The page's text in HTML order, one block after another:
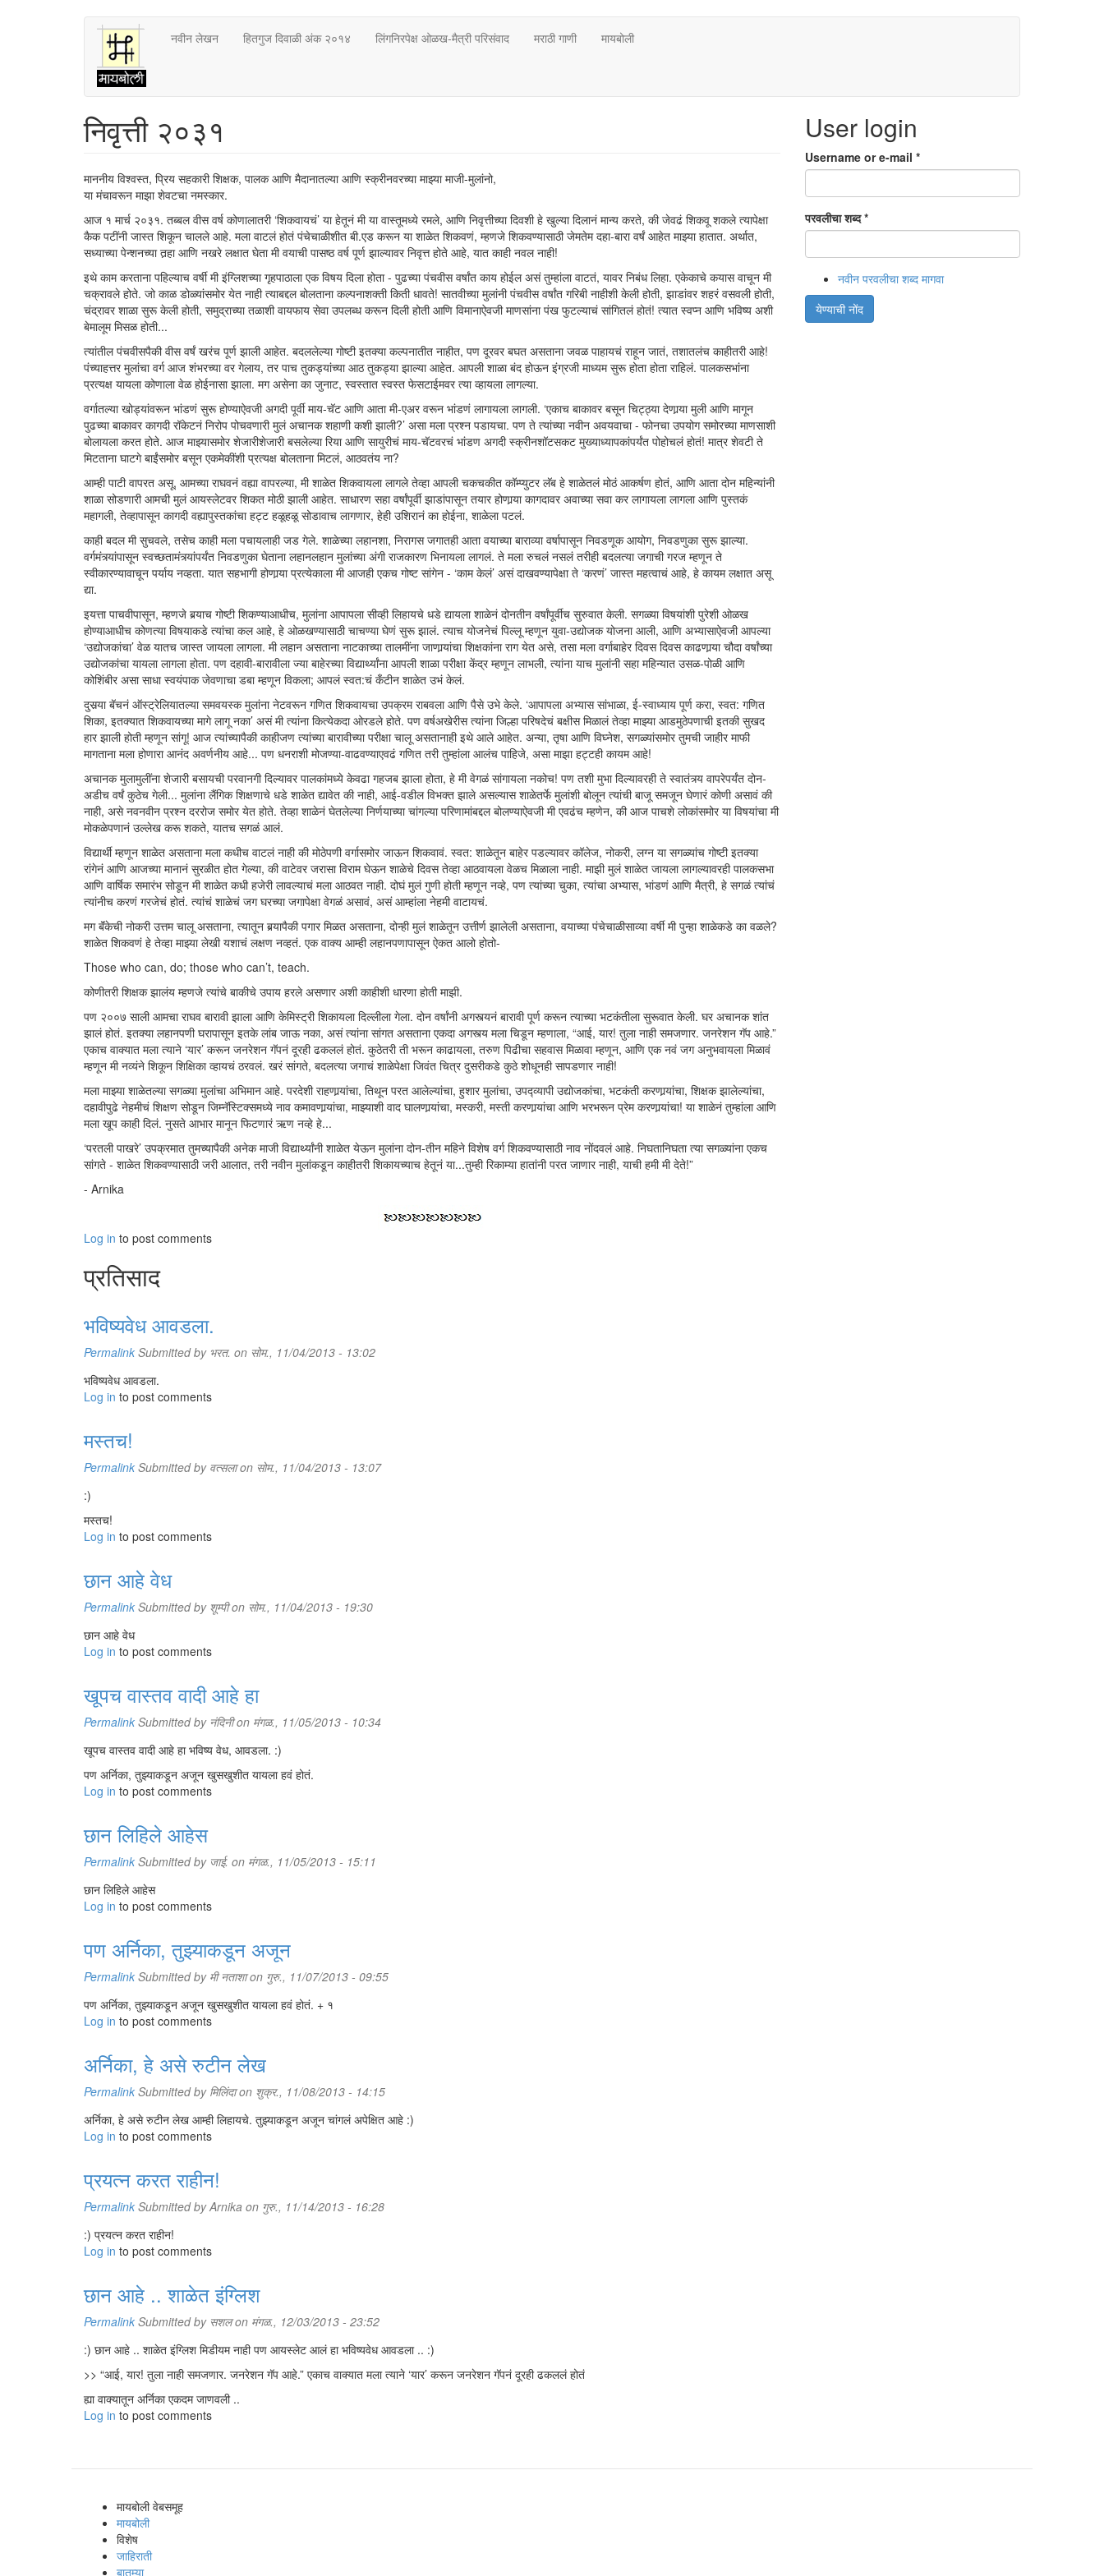
नवीन लेखन हितगुज दिवाळी अंक २०१४ लिंगनिरपेक्ष ओळख-मैत्री परिसंवाद मराठी गाणी मायबोली
निवृत्ती २०३१
माननीय विश्वस्त, प्रिय सहकारी शिक्षक, पालक आणि मैदानातल्या आणि स्क्रीनवरच्या माझ्या माजी-मुलांनो,
या मंचावरून माझा शेवटचा नमस्कार.
आज १ मार्च २०३१. तब्बल वीस वर्ष कोणालातरी ‘शिकवायचं’ या हेतूनं मी या वास्तूमध्ये रमले, आणि निवृत्तीच्या दिवशी हे खुल्या दिलानं मान्य करते, की जेवढं शिकवू शकले त्यापेक्षा
कैक पटींनी जास्त शिकून चालले आहे. मला वाटलं होतं पंचेचाळीशीत बी.एड करून या शाळेत शिकवणं, म्हणजे शिकवण्यासाठी जेमतेम दहा-बारा वर्षं आहेत माझ्या हातात. अर्थात,
सध्याच्या पेन्शनच्या तर्‍हा आणि नखरे लक्षात घेता मी वयाची पासष्ठ वर्ष पूर्ण झाल्यावर निवृत्त होते आहे, यात काही नवल नाही!
इथे काम करताना पहिल्याच वर्षी मी इंग्लिशच्या गृहपाठाला एक विषय दिला होता - पुढच्या पंचवीस वर्षांत काय होईल असं तुम्हांला वाटतं, यावर निबंध लिहा. एकेकाचे कयास वाचून मी
चक्रावले होते. जो काळ डोळ्यांसमोर येत नाही त्याबद्दल बोलताना कल्पनाशक्ती किती धावते! सातवीच्या मुलांनी पंचवीस वर्षांत गरिबी नाहीशी केली होती, झाडांवर शहरं वसवली होती,
चंद्रावर शाळा सुरू केली होती, समुद्राच्या तळाशी वायफाय सेवा उपलब्ध करून दिली होती आणि विमानाऐवजी माणसांना पंख फुटल्याचं सांगितलं होतं! त्यात स्वप्न आणि भविष्य अशी
बेमालूम मिसळ होती...
त्यांतील पंचवीसपैकी वीस वर्षं खरंच पूर्ण झाली आहेत. बदललेल्या गोष्टी इतक्या कल्पनातीत नाहीत, पण दूरवर बघत असताना जवळ पाहायचं राहून जातं, तशातलंच काहीतरी आहे!
पंच्याहत्तर मुलांचा वर्ग आज शंभरच्या वर गेलाय, तर पाच तुकड्यांच्या आठ तुकड्या झाल्या आहेत. आपली शाळा बंद होऊन इंग्रजी माध्यम सुरू होता होता राहिलं. पालकसभांना
प्रत्यक्ष यायला कोणाला वेळ होईनासा झाला. मग असेना का जुनाट, स्वस्तात स्वस्त फेसटाईमवर त्या व्हायला लागल्या.
वर्गातल्या खोड्यांवरून भांडणं सुरू होण्याऐवजी अगदी पूर्वी माय-चॅट आणि आता मी-एअर वरून भांडणं लागायला लागली. ‘एकाच बाकावर बसून चिट्ठ्या देणार्‍या मुली आणि मागून
पुढच्या बाकावर कागदी रॉकेटनं निरोप पोचवणारी मुलं अचानक शहाणी कशी झाली?’ असा मला प्रश्न पडायचा. पण ते त्यांच्या नवीन अवयवाचा - फोनचा उपयोग समोरच्या माणसाशी
बोलायला करत होते. आज माझ्यासमोर शेजारीशेजारी बसलेल्या रिया आणि सायुरीचं माय-चॅटवरचं भांडण अगदी स्क्रीनशॉटसकट मुख्याध्यापकांपर्यंत पोहोचलं होतं! मात्र शेवटी ते
मिटताना घाटगे बाईंसमोर बसून एकमेकींशी प्रत्यक्ष बोलताना मिटलं, आठवतंय ना?
आम्ही पाटी वापरत असू, आमच्या राघवनं वह्या वापरल्या, मी शाळेत शिकवायला लागले तेव्हा आपली चकचकीत कॉम्प्युटर लॅब हे शाळेतलं मोठं आकर्षण होतं, आणि आता दोन महिन्यांनी
शाळा सोडणारी आमची मुलं आयस्लेटवर शिकत मोठी झाली आहेत. साधारण सहा वर्षांपूर्वी झाडांपासून तयार होणार्‍या कागदावर अवाच्या सवा कर लागायला लागला आणि पुस्तकं
महागली, तेव्हापासून कागदी वह्यापुस्तकांचा हट्ट हळूहळू सोडावाच लागणार, हेही उशिरानं का होईना, शाळेला पटलं.
काही बदल मी सुचवले, तसेच काही मला पचायलाही जड गेले. शाळेच्या लहानशा, निरागस जगातही आता वयाच्या बाराव्या वर्षापासून निवडणूक आयोग, निवडणुका सुरू झाल्या.
वर्गमंत्र्यांपासून स्वच्छतामंत्र्यांपर्यंत निवडणुका घेताना लहानलहान मुलांच्या अंगी राजकारण भिनायला लागलं. ते मला रुचलं नसलं तरीही बदलत्या जगाची गरज म्हणून ते
स्वीकारण्यावाचून पर्याय नव्हता. यात सहभागी होणार्‍या प्रत्येकाला मी आजही एकच गोष्ट सांगेन - ‘काम केलं’ असं दाखवण्यापेक्षा ते ‘करणं’ जास्त महत्वाचं आहे, हे कायम लक्षात असू
द्या.
इयत्ता पाचवीपासून, म्हणजे बर्‍याच गोष्टी शिकण्याआधीच, मुलांना आपापला सीव्ही लिहायचे धडे द्यायला शाळेनं दोनतीन वर्षांपूर्वीच सुरुवात केली. सगळ्या विषयांशी पुरेशी ओळख
होण्याआधीच कोणत्या विषयाकडे त्यांचा कल आहे, हे ओळखण्यासाठी चाचण्या घेणं सुरू झालं. त्याच योजनेचं पिल्लू म्हणून युवा-उद्योजक योजना आली, आणि अभ्यासाऐवजी आपल्या
‘उद्योजकांचा’ वेळ यातच जास्त जायला लागला. मी लहान असताना नाटकाच्या तालमींना जाणार्‍यांचा शिक्षकांना राग येत असे, तसा मला वर्गाबाहेर दिवस दिवस काढणार्‍या चौदा वर्षांच्या
उद्योजकांचा यायला लागला होता. पण दहावी-बारावीला ज्या बाहेरच्या विद्यार्थ्यांना आपली शाळा परीक्षा केंद्र म्हणून लाभली, त्यांना याच मुलांनी सहा महिन्यात उसळ-पोळी आणि
कोशिंबीर असा साधा स्वयंपाक जेवणाचा डबा म्हणून विकला; आपलं स्वत:चं कँटीन शाळेत उभं केलं.
दुसर्‍या बॅचनं ऑस्ट्रेलियातल्या समवयस्क मुलांना नेटवरून गणित शिकवायचा उपक्रम राबवला आणि पैसे उभे केले. ‘आपापला अभ्यास सांभाळा, ई-स्वाध्याय पूर्ण करा, स्वत: गणित
शिका, इतक्यात शिकवायच्या मागे लागू नका’ असं मी त्यांना कित्येकदा ओरडले होते. पण वर्षअखेरीस त्यांना जिल्हा परिषदेचं बक्षीस मिळालं तेव्हा माझ्या आडमुठेपणाची इतकी सुखद
हार झाली होती म्हणून सांगू! आज त्यांच्यापैकी काहीजण त्यांच्या बारावीच्या परीक्षा चालू असतानाही इथे आले आहेत. अन्या, तृषा आणि विघ्नेश, सगळ्यांसमोर तुमची जाहीर माफी
मागताना मला होणारा आनंद अवर्णनीय आहे... पण धनराशी मोजण्या-वाढवण्याएवढं गणित तरी तुम्हांला आलंच पाहिजे, असा माझा हट्टही कायम आहे!
अचानक मुलामुलींना शेजारी बसायची परवानगी दिल्यावर पालकांमध्ये केवढा गहजब झाला होता, हे मी वेगळं सांगायला नकोच! पण तशी मुभा दिल्यावरही ते स्वातंत्र्य वापरेपर्यंत दोन-
अडीच वर्षं कुठेच गेली... मुलांना लैंगिक शिक्षणाचे धडे शाळेत द्यावेत की नाही, आई-वडील विभक्त झाले असल्यास शाळेतर्फे मुलांशी बोलून त्यांची बाजू समजून घेणारं कोणी असावं की
नाही, असे नवनवीन प्रश्न दररोज समोर येत होते. तेव्हा शाळेनं घेतलेल्या निर्णयाच्या चांगल्या परिणामांबद्दल बोलण्याऐवजी मी एवढंच म्हणेन, की आज पाचशे लोकांसमोर या विषयांचा मी
मोकळेपणानं उल्लेख करू शकते, यातच सगळं आलं.
विद्यार्थी म्हणून शाळेत असताना मला कधीच वाटलं नाही की मोठेपणी वर्गासमोर जाऊन शिकवावं. स्वत: शाळेतून बाहेर पडल्यावर कॉलेज, नोकरी, लग्न या सगळ्यांच गोष्टी इतक्या
रांगेनं आणि आजच्या मानानं सुरळीत होत गेल्या, की वाटेवर जरासा विराम घेऊन शाळेचे दिवस तेव्हा आठवायला वेळच मिळाला नाही. माझी मुलं शाळेत जायला लागल्यावरही पालकसभा
आणि वार्षिक समारंभ सोडून मी शाळेत कधी हजेरी लावल्याचं मला आठवत नाही. दोघं मुलं गुणी होती म्हणून नव्हे, पण त्यांच्या चुका, त्यांचा अभ्यास, भांडणं आणि मैत्री, हे सगळं त्यांचं
त्यांनीच करणं गरजेचं होतं. त्यांचं शाळेचं जग घरच्या जगापेक्षा वेगळं असावं, असं आम्हांला नेहमी वाटायचं.
मग बॅंकेची नोकरी उत्तम चालू असताना, त्यातून बर्‍यापैकी पगार मिळत असताना, दोन्ही मुलं शाळेतून उत्तीर्ण झालेली असताना, वयाच्या पंचेचाळीसाव्या वर्षी मी पुन्हा शाळेकडे का वळले?
शाळेत शिकवणं हे तेव्हा माझ्या लेखी यशाचं लक्षण नव्हतं. एक वाक्य आम्ही लहानपणापासून ऐकत आलो होतो-
Those who can, do; those who can’t, teach.
कोणीतरी शिक्षक झालंय म्हणजे त्यांचे बाकीचे उपाय हरले असणार अशी काहीशी धारणा होती माझी.
पण २००७ साली आमचा राघव बारावी झाला आणि केमिस्ट्री शिकायला दिल्लीला गेला. दोन वर्षांनी अगस्त्यनं बारावी पूर्ण करून त्याच्या भटकंतीला सुरूवात केली. घर अचानक शांत
झालं होतं. इतक्या लहानपणी घरापासून इतके लांब जाऊ नका, असं त्यांना सांगत असताना एकदा अगस्त्य मला चिडून म्हणाला, “आई, यार! तुला नाही समजणार. जनरेशन गॅप आहे.”
एकाच वाक्यात मला त्याने ‘यार’ करून जनरेशन गॅपनं दूरही ढकललं होतं. कुठेतरी ती भरून काढायला, तरुण पिढीचा सहवास मिळावा म्हणून, आणि एक नवं जग अनुभवायला मिळावं
म्हणून मी नव्यंने शिकून शिक्षिका व्हायचं ठरवलं. खरं सांगते, बदलत्या जगाचं शाळेपेक्षा जिवंत चित्र दुसरीकडे कुठे शोधूनही सापडणार नाही!
मला माझ्या शाळेतल्या सगळ्या मुलांचा अभिमान आहे. परदेशी राहणार्‍यांचा, तिथून परत आलेल्यांचा, हुशार मुलांचा, उपद्व्यापी उद्योजकांचा, भटकंती करणार्‍यांचा, शिक्षक झालेल्यांचा,
दहावीपुढे नेहमीचं शिक्षण सोडून जिम्नॅस्टिक्समध्ये नाव कमावणार्‍यांचा, माझ्याशी वाद घालणार्‍यांचा, मस्करी, मस्ती करणार्‍यांचा आणि भरभरून प्रेम करणार्‍यांचा! या शाळेनं तुम्हांला आणि
मला खूप काही दिलं. नुसते आभार मानून फिटणारं ऋण नव्हे हे...
‘परतली पाखरे’ उपक्रमात तुमच्यापैकी अनेक माजी विद्यार्थ्यांनी शाळेत येऊन मुलांना दोन-तीन महिने विशेष वर्ग शिकवण्यासाठी नाव नोंदवलं आहे. निघतानिघता त्या सगळ्यांना एकच
सांगते - शाळेत शिकवण्यासाठी जरी आलात, तरी नवीन मुलांकडून काहीतरी शिकायच्याच हेतूनं या...तुम्ही रिकाम्या हातांनी परत जाणार नाही, याची हमी मी देते!”
- Arnika
Log in to post comments
प्रतिसाद
भविष्यवेध आवडला.
Permalink Submitted by भरत. on सोम., 11/04/2013 - 13:02
भविष्यवेध आवडला.
Log in to post comments
मस्तच!
Permalink Submitted by वत्सलाon सोम., 11/04/2013 - 13:07
:)
मस्तच!
Log in to post comments
छान आहे वेध
Permalink Submitted by शूम्पीon सोम., 11/04/2013 - 19:30
छान आहे वेध
Log in to post comments
खूपच वास्तव वादी आहे हा
Permalink Submitted by नंदिनीon मंगळ., 11/05/2013 - 10:34
खूपच वास्तव वादी आहे हा भविष्य वेध, आवडला. :)
पण अर्निका, तुझ्याकडून अजून खुसखुशीत यायला हवं होतं.
Log in to post comments
छान लिहिले आहेस
Permalink Submitted by जाई. on मंगळ., 11/05/2013 - 15:11
छान लिहिले आहेस
Log in to post comments
पण अर्निका, तुझ्याकडून अजून
Permalink Submitted by मी नताशाon गुरु., 11/07/2013 - 09:55
पण अर्निका, तुझ्याकडून अजून खुसखुशीत यायला हवं होतं. + १
Log in to post comments
अर्निका, हे असे रुटीन लेख
Permalink Submitted by मिलिंदाon शुक्र., 11/08/2013 - 14:15
अर्निका, हे असे रुटीन लेख आम्ही लिहायचे. तुझ्याकडून अजून चांगलं अपेक्षित आहे :)
Log in to post comments
प्रयत्न करत राहीन!
Permalink Submitted byArnika on गुरु., 11/14/2013 - 16:28
:) प्रयत्न करत राहीन!
Log in to post comments
छान आहे .. शाळेत इंग्लिश
Permalink Submitted by सशलon मंगळ., 12/03/2013 - 23:52
:) छान आहे .. शाळेत इंग्लिश मिडीयम नाही पण आयस्लेट आलं हा भविष्यवेध आवडला .. :)
>> “आई, यार! तुला नाही समजणार. जनरेशन गॅप आहे.” एकाच वाक्यात मला त्याने ‘यार’ करून जनरेशन गॅपनं दूरही ढकललं होतं
ह्या वाक्यातून अर्निका एकदम जाणवली ..
Log in to post comments
User login
Username or e-mail *
परवलीचा शब्द*
नवीन परवलीचा शब्द मागवा
येण्याची नोंद
मायबोली वेबसमूह
मायबोली
विशेष
जाहिराती
बातम्या